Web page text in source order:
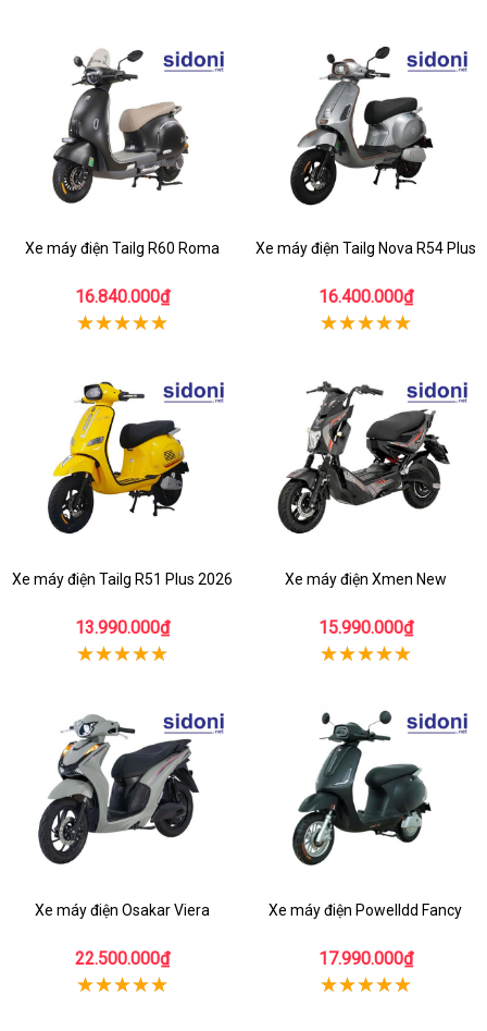
Xe máy điện Tailg R60 Roma
16.840.000₫
Xe máy điện Tailg Nova R54 Plus
16.400.000₫
Xe máy điện Tailg R51 Plus 2026
13.990.000₫
Xe máy điện Xmen New
15.990.000₫
Xe máy điện Osakar Viera
22.500.000₫
Xe máy điện Powelldd Fancy
17.990.000₫